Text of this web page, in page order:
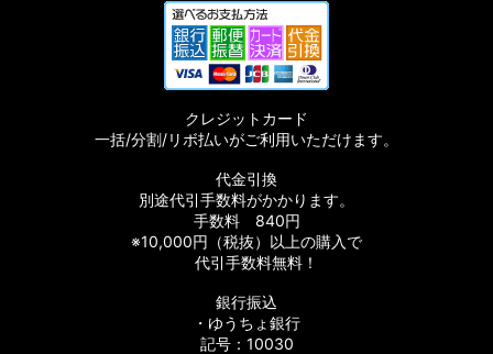
クレジットカード
一括/分割/リボ払いがご利用いただけます。
代金引換
別途代引手数料がかかります。
手数料 840円
※10,000円（税抜）以上の購入で
代引手数料無料！
銀行振込
・ゆうちょ銀行
記号：10030